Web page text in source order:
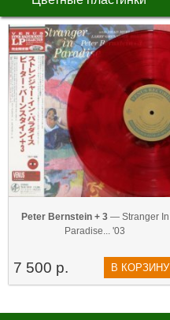
Peter Bernstein + 3— Stranger In
Paradise... '03
7 500 р. В КОРЗИНУ